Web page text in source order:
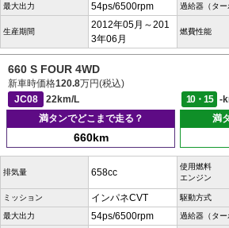
最大出力 54ps/6500rpm 過給器（ター
生産期間
2012年05月～201
3年06月
燃費性能
660 S FOUR 4WD
新車時価格120.8万円(税込)
JC08
22km/L 10・15
-
満タンでどこまで走る？
660km
満
排気量 658cc
使用燃料
エンジン
ミッション インパネCVT 駆動方式
最大出力 54ps/6500rpm 過給器（ター